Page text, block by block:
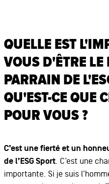
QUELLE EST
VOUS D'ÊTRE
PARRAIN DE
QU'EST-CE QUE
POUR VOUS ?
C’est une fierté et un
de l’ESG Sport. C’est une
importante. Si je suis